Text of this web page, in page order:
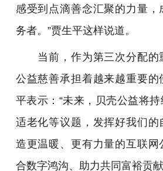
感受到点滴善念汇聚的力量，
务者。”贾生平这样说道。
当前，作为第三次分配的
公益慈善承担着越来越重要的
平表示：“未来，贝壳公益将持
适老化等议题，发挥好我们的
造更温暖、更有力量的互联网
合数字鸿沟、助力共同富裕贡